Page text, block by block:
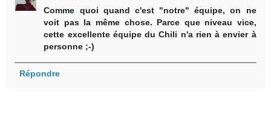
Comme quoi quand c'est "notre" équipe, on ne
voit pas la même chose. Parce que niveau vice,
cette excellente équipe du Chili n'a rien à envier à
personne ;-)
Répondre